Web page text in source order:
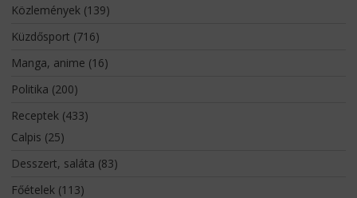
Közlemények(139)
Küzdősport (716)
Manga, anime (16)
Politika (200)
Receptek(433)
Calpis (25)
Desszert, saláta (83)
Főételek(113)